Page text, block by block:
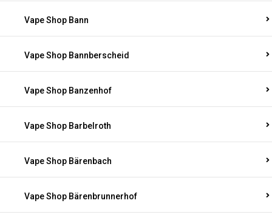
Vape Shop Bann
Vape Shop Bannberscheid
Vape Shop Banzenhof
Vape Shop Barbelroth
Vape Shop Bärenbach
Vape Shop Bärenbrunnerhof